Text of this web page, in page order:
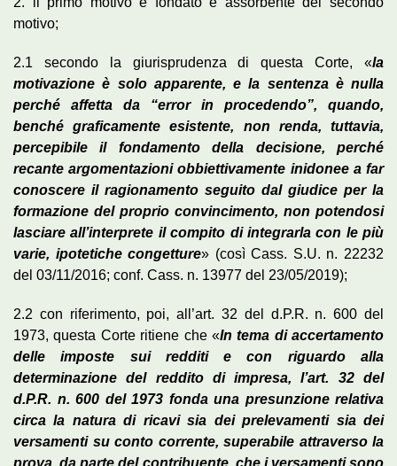
motivo;
2.1 secondo la giurisprudenza di questa Corte, «la
motivazione è solo apparente, e la sentenza è nulla
perché affetta da “error in procedendo”, quando,
benché graficamente esistente, non renda, tuttavia,
percepibile il fondamento della decisione, perché
recante argomentazioni obbiettivamente inidonee a far
conoscere il ragionamento seguito dal giudice per la
formazione del proprio convincimento, non potendosi
lasciare all’interprete il compito di integrarla con le più
varie, ipotetiche congetture» (così Cass. S.U. n. 22232
del 03/11/2016; conf. Cass. n. 13977 del 23/05/2019);
2.2 con riferimento, poi, all’art. 32 del d.P.R. n. 600 del
1973, questa Corte ritiene che «In tema di accertamento
delle imposte sui redditi e con riguardo alla
determinazione del reddito di impresa, l’art. 32 del
d.P.R. n. 600 del 1973 fonda una presunzione relativa
circa la natura di ricavi sia dei prelevamenti sia dei
versamenti su conto corrente, superabile attraverso la
prova, da parte del contribuente, che i versamenti sono